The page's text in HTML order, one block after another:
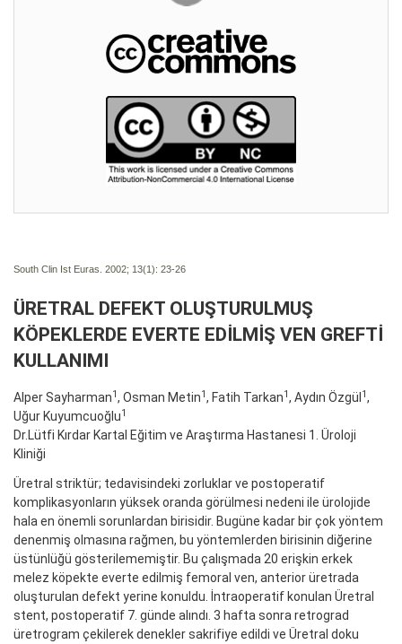
South Clin Ist Euras. 2002; 13(1): 23-26
ÜRETRAL DEFEKT OLUŞTURULMUŞ
KÖPEKLERDE EVERTE EDİLMİŞ VEN GREFTİ
KULLANIMI
Alper Sayharman1, Osman Metin1, Fatih Tarkan1, Aydın Özgül 1,
Uğur Kuyumcuoğlu1
Dr.Lütfi Kırdar Kartal Eğitim ve Araştırma Hastanesi 1. Üroloji
Kliniği
Üretral striktür; tedavisindeki zorluklar ve postoperatif
komplikasyonların yüksek oranda görülmesi nedeni ile ürolojide
hala en önemli sorunlardan birisidir. Bugüne kadar bir çok yöntem
denenmiş olmasına rağmen, bu yöntemlerden birisinin diğerine
üstünlüğü gösterilememiştir. Bu çalışmada 20 erişkin erkek
melez köpekte everte edilmiş femoral ven, anterior üretrada
oluşturulan defekt yerine konuldu. İntraoperatif konulan Üretral
stent, postoperatif 7. günde alındı. 3 hafta sonra retrograd
üretrogram çekilerek denekler sakrifiye edildi ve Üretral doku